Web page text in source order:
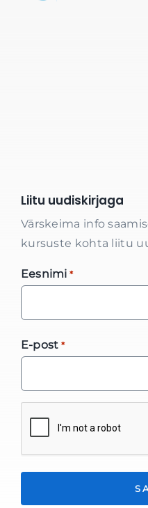
Liitu uudiskirjaga
Värskeima info
kursuste kohta liitu
Eesnimi *
E-post *